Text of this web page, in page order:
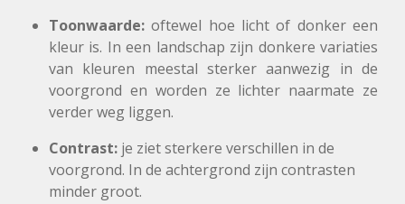
Toonwaarde: oftewel hoe licht of donker een
kleur is. In een landschap zijn donkere variaties
van kleuren meestal sterker aanwezig in de
voorgrond en worden ze lichter naarmate ze
verder weg liggen.
Contrast: je zietsterkere verschillen in de
voorgrond. In de achtergrond zijn contrasten
minder groot.